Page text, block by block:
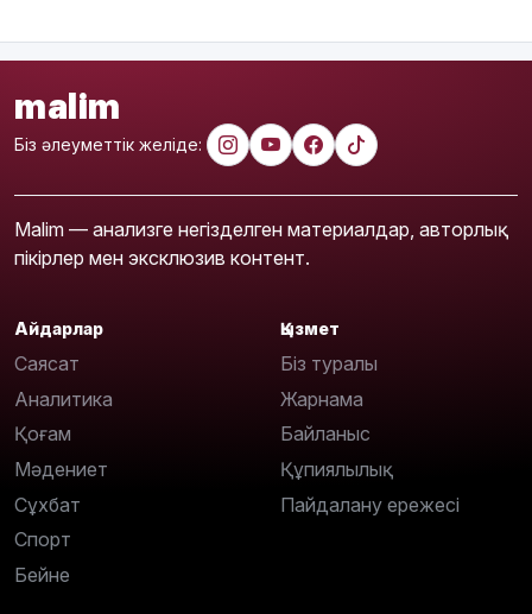
malim
Біз әлеуметтік желіде:
Malim — анализге негізделген материалдар, авторлық
пікірлер мен эксклюзив контент.
Айдарлар
Саясат
Аналитика
Қоғам
Мәдениет
Сұхбат
Спорт
Бейне
Қызмет
Біз туралы
Жарнама
Байланыс
Құпиялылық
Пайдалану ережесі